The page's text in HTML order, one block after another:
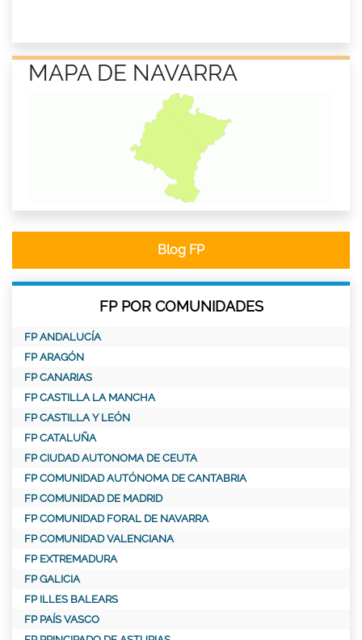
MAPA DE NAVARRA
Blog FP
FP POR COMUNIDADES
FP ANDALUCÍA
FP ARAGÓN
FP CANARIAS
FP CASTILLA LA MANCHA
FP CASTILLA Y LEÓN
FP CATALUÑA
FP CIUDAD AUTONOMA DE CEUTA
FP COMUNIDAD AUTÓNOMA DE CANTABRIA
FP COMUNIDAD DE MADRID
FP COMUNIDAD FORAL DE NAVARRA
FP COMUNIDAD VALENCIANA
FP EXTREMADURA
FP GALICIA
FP ILLES BALEARS
FP PAÍS VASCO